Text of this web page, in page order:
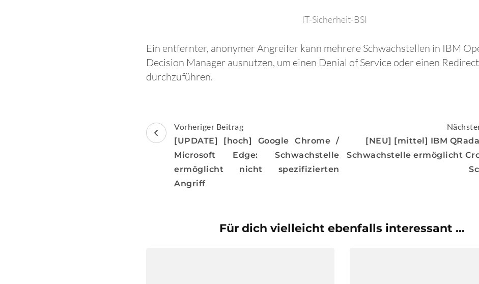
IT-Sicherheit-BSI
Ein entfernter, anonymer Angreifer kann mehrere Schwachstellen in IBM
Decision Manager ausnutzen, um einen Denial of Service oder einen
durchzuführen.
Beitragsnavigation
Vorheriger Beitrag
[UPDATE] [hoch] Google Chrome /
Microsoft Edge: Schwachstelle
ermöglicht nicht spezifizierten
Angriff
[NEU] [mittel] IBM
Schwachstelle ermöglicht
Für dich vielleicht ebenfalls interessant …